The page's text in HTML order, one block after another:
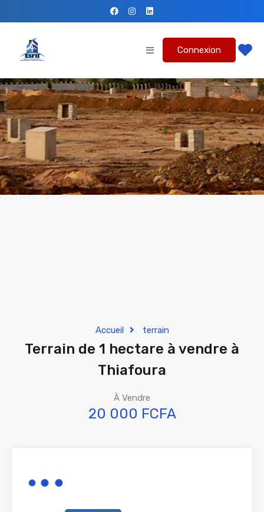
Connexion
Accueil terrain
Terrain de 1 hectare à vendre à
Thiafoura
À Vendre
20 000 FCFA